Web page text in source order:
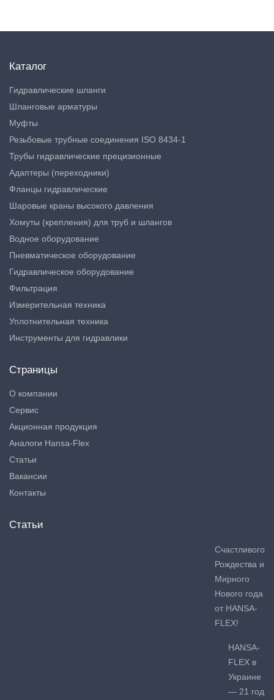
Каталог
Гидравлические шланги
Шланговые арматуры
Муфты
Резьбовые трубные соединения ISO 8434-1
Трубы гидравлические прецизионные
Адаптеры (переходники)
Фланцы гидравлические
Шаровые краны высокого давления
Хомуты (крепления) для труб и шлангов
Водное оборудование
Пневматическое оборудование
Гидравлическое оборудование
Фильтрация
Измерительная техника
Уплотнительная техника
Инструменты для гидравлики
Страницы
О компании
Сервис
Акционная продукция
Аналоги Hansa-Flex
Статьи
Вакансии
Контакты
Статьи
Счастливого
Рождества и
Мирного
Нового года
от HANSA-
FLEX!
HANSA-
FLEX в
Украине
— 21 год